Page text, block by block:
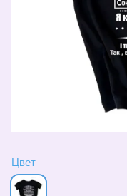
Цвет